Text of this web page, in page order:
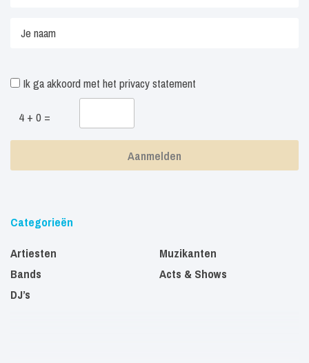
Ik ga akkoord met het privacy statement
4 + 0 =
Categorieën
Artiesten
Bands
DJ’s
Muzikanten
Acts & Shows